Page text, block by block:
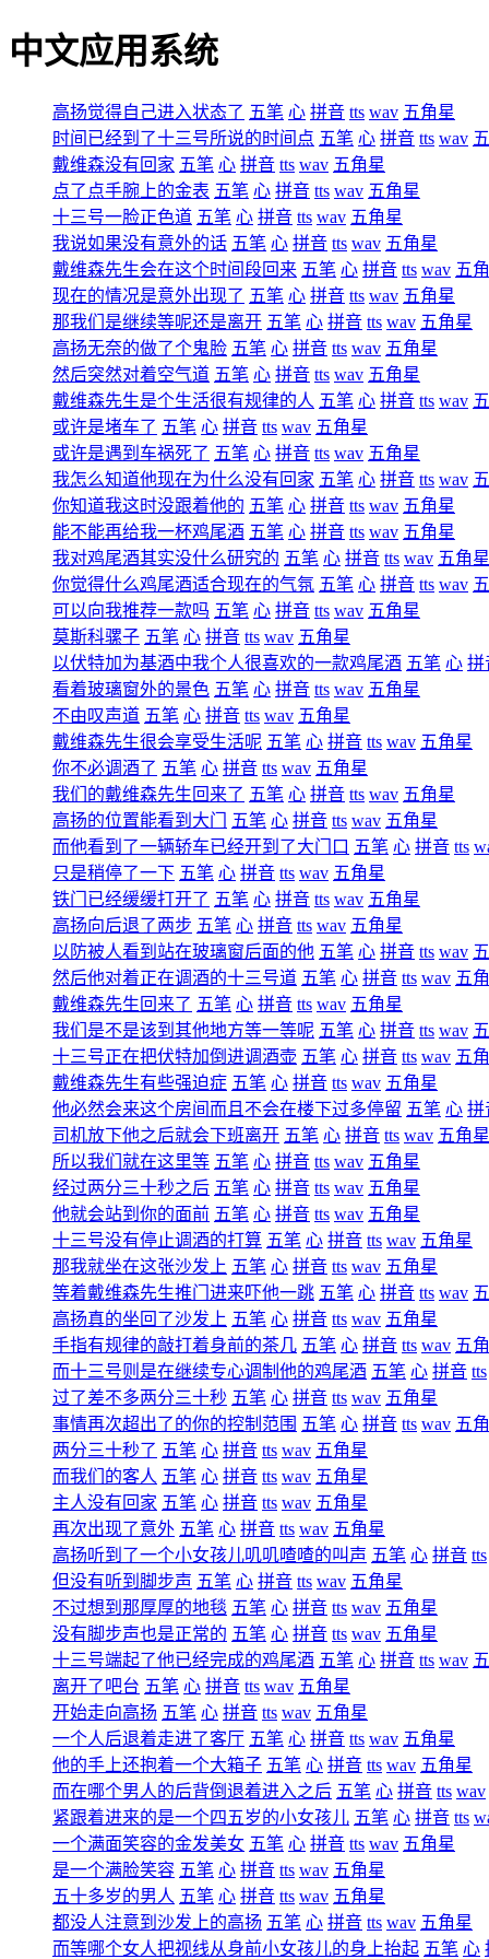
中文应用系统
高扬觉得自己进入状态了 五笔 心 拼音 tts wav 五角星
时间已经到了十三号所说的时间点 五笔 心 拼音 tts wav
戴维森没有回家 五笔 心 拼音 tts wav 五角星
点了点手腕上的金表 五笔 心 拼音 tts wav 五角星
十三号一脸正色道 五笔 心 拼音 tts wav 五角星
我说如果没有意外的话 五笔 心 拼音 tts wav 五角星
戴维森先生会在这个时间段回来 五笔 心 拼音 tts wav 五
现在的情况是意外出现了 五笔 心 拼音 tts wav 五角星
那我们是继续等呢还是离开 五笔 心 拼音 tts wav 五角星
高扬无奈的做了个鬼脸 五笔 心 拼音 tts wav 五角星
然后突然对着空气道 五笔 心 拼音 tts wav 五角星
戴维森先生是个生活很有规律的人 五笔 心 拼音 tts wav
或许是堵车了 五笔 心 拼音 tts wav 五角星
或许是遇到车祸死了 五笔 心 拼音 tts wav 五角星
我怎么知道他现在为什么没有回家 五笔 心 拼音 tts wav
你知道我这时没跟着他的 五笔 心 拼音 tts wav 五角星
能不能再给我一杯鸡尾酒 五笔 心 拼音 tts wav 五角星
我对鸡尾酒其实没什么研究的 五笔 心 拼音 tts wav 五角星
你觉得什么鸡尾酒适合现在的气氛 五笔 心 拼音 tts wav
可以向我推荐一款吗 五笔 心 拼音 tts wav 五角星
莫斯科骡子 五笔 心 拼音 tts wav 五角星
以伏特加为基酒中我个人很喜欢的一款鸡尾酒 五笔 心 拼
看着玻璃窗外的景色 五笔 心 拼音 tts wav 五角星
不由叹声道 五笔 心 拼音 tts wav 五角星
戴维森先生很会享受生活呢 五笔 心 拼音 tts wav 五角星
你不必调酒了 五笔 心 拼音 tts wav 五角星
我们的戴维森先生回来了 五笔 心 拼音 tts wav 五角星
高扬的位置能看到大门
五笔 心 拼音 tts wav 五角星
而他看到了一辆轿车已经开到了大门口 五笔 心 拼音 tts
只是稍停了一下 五笔 心 拼音 tts wav 五角星
铁门已经缓缓打开了 五笔 心 拼音 tts wav 五角星
高扬向后退了两步 五笔 心 拼音 tts wav 五角星
以防被人看到站在玻璃窗后面的他 五笔 心 拼音 tts wav
然后他对着正在调酒的十三号道 五笔 心 拼音 tts wav 五
戴维森先生回来了 五笔 心 拼音 tts wav 五角星
我们是不是该到其他地方等一等呢 五笔 心 拼音 tts wav
十三号正在把伏特加倒进调酒壶 五笔 心 拼音 tts wav 五
戴维森先生有些强迫症 五笔 心 拼音 tts wav 五角星
他必然会来这个房间而且不会在楼下过多停留 五笔 心 拼
司机放下他之后就会下班离开 五笔 心 拼音 tts wav 五角星
所以我们就在这里等 五笔 心 拼音 tts wav 五角星
经过两分三十秒之后 五笔 心 拼音 tts wav 五角星
他就会站到你的面前 五笔 心 拼音 tts wav 五角星
十三号没有停止调酒的打算 五笔 心 拼音 tts wav 五角星
那我就坐在这张沙发上 五笔 心 拼音 tts wav 五角星
等着戴维森先生推门进来吓他一跳 五笔 心 拼音 tts wav
高扬真的坐回了沙发上 五笔 心 拼音 tts wav 五角星
手指有规律的敲打着身前的茶几 五笔 心 拼音 tts wav 五
而十三号则是在继续专心调制他的鸡尾酒 五笔 心 拼音 tts
过了差不多两分三十秒 五笔 心 拼音 tts wav 五角星
事情再次超出了的你的控制范围 五笔 心 拼音 tts wav 五
两分三十秒了 五笔 心 拼音 tts wav 五角星
而我们的客人 五笔 心 拼音 tts wav 五角星
主人没有回家 五笔 心 拼音 tts wav 五角星
再次出现了意外 五笔 心 拼音 tts wav 五角星
高扬听到了一个小女孩儿叽叽喳喳的叫声 五笔 心 拼音 tts
但没有听到脚步声 五笔 心 拼音 tts wav 五角星
不过想到那厚厚的地毯 五笔 心 拼音 tts wav 五角星
没有脚步声也是正常的 五笔 心 拼音 tts wav 五角星
十三号端起了他已经完成的鸡尾酒 五笔 心 拼音 tts wav
离开了吧台 五笔 心 拼音 tts wav 五角星
开始走向高扬 五笔 心 拼音 tts wav 五角星
一个人后退着走进了客厅 五笔 心 拼音 tts wav 五角星
他的手上还抱着一个大箱子 五笔 心 拼音 tts wav 五角星
而在哪个男人的后背倒退着进入之后 五笔 心 拼音 tts wav
紧跟着进来的是一个四五岁的小女孩儿 五笔 心 拼音 tts
一个满面笑容的金发美女 五笔 心 拼音 tts wav 五角星
是一个满脸笑容 五笔 心 拼音 tts wav 五角星
五十多岁的男人 五笔 心 拼音 tts wav 五角星
都没人注意到沙发上的高扬 五笔 心 拼音 tts wav 五角星
而等哪个女人把视线从身前小女孩儿的身上抬起 五笔 心